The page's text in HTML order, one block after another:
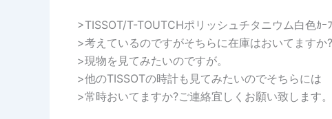
>TISSOT/T-TOUTCHポリッシュチタニウム白色ｶｰ
>考えているのですがそちらに在庫はおいてますか?
>現物を見てみたいのですが。
>他のTISSOTの時計も見てみたいのでそちらには
>常時おいてますか?ご連絡宜しくお願い致します。